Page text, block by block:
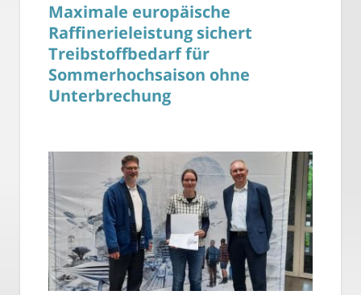
Maximale europäische
Raffinerieleistung sichert
Treibstoffbedarf für
Sommerhochsaison ohne
Unterbrechung